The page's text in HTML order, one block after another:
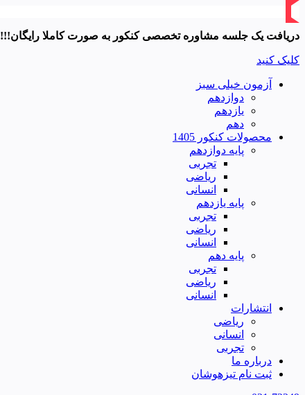
دریافت یک جلسه مشاوره تخصصی کنکور به صورت کاملا رایگان!!!
کلیک کنید
آزمون خیلی سبز
دوازدهم
یازدهم
دهم
محصولات کنکور 1405
پایه دوازدهم
تجربی
ریاضی
انسانی
پایه یازدهم
تجربی
ریاضی
انسانی
پایه دهم
تجربی
ریاضی
انسانی
انتشارات
ریاضی
انسانی
تجربی
درباره ما
ثبت نام تیزهوشان